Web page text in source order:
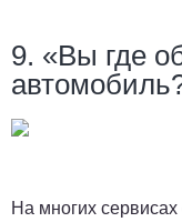
9. «Вы где
На многих сервисах